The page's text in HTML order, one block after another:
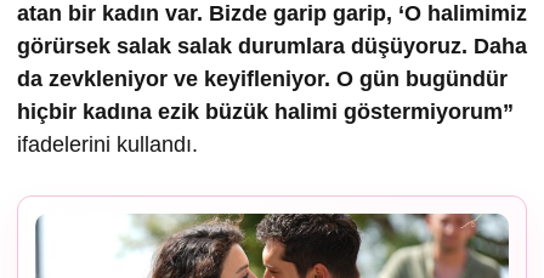
atan bir kadın var. Bizde garip garip, ‘O halimimiz
görürsek salak salak durumlara düşüyoruz. Daha
da zevkleniyor ve keyifleniyor. O gün bugündür
hiçbir kadına ezik büzük halimi göstermiyorum”
ifadelerini kullandı.